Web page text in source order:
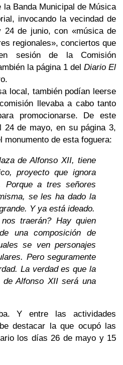
Banda Municipal de Música
invocando la vecindad de
de junio, con «música de
regionales», conciertos que
sesión de la Comisión
la página 1 del Diario El
local, también podían leerse
llevaba a cabo tanto
promocionarse. De este
24 de mayo, en su página 3,
monumento de esta foguera:
de Alfonso XII, tiene
proyecto que ignora
Porque a tres señores
se les ha dado la
Y ya está ideado.
traerán? Hay quien
una composición de
se ven personajes
Pero seguramente
La verdad es que la
Alfonso XII será una
Y entre las actividades
destacar la que ocupó las
los días 26 de mayo y 15